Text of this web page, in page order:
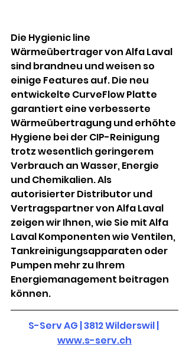
Die Hygienic line
Wärmeübertrager von Alfa Laval
sind brandneu und weisen so
einige Features auf. Die neu
entwickelte CurveFlow Platte
garantiert eine verbesserte
Wärmeübertragung und erhöhte
Hygiene bei der CIP-Reinigung
trotz wesentlich geringerem
Verbrauch an Wasser, Energie
und Chemikalien. Als
autorisierter Distributor und
Vertragspartner von Alfa Laval
zeigen wir Ihnen, wie Sie mit Alfa
Laval Komponenten wie Ventilen,
Tankreinigungsapparaten oder
Pumpen mehr zu Ihrem
Energiemanagement beitragen
können.
S-Serv AG | 3812 Wilderswil |
www.s-serv.ch